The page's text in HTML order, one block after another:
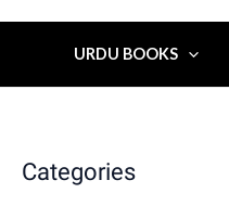
URDU BOOKS
Categories